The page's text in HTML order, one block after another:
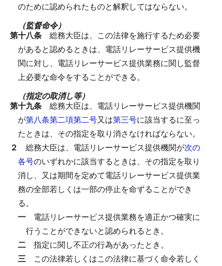
のために認められたものと解釈してはならない。
（監督命令）
第十八条 総務大臣は、この法律を施行するため必要
があると認めるときは、電話リレーサービス提供機
関に対し、電話リレーサービス提供業務に関し監督
上必要な命令をすることができる。
（指定の取消し等）
第十九条 総務大臣は、電話リレーサービス提供機関
が第八条第二項第二号又は第三号に該当するに至っ
たときは、その指定を取り消さなければならない。
２ 総務大臣は、電話リレーサービス提供機関が次の
各号のいずれかに該当するときは、その指定を取り
消し、又は期間を定めて電話リレーサービス提供業
務の全部若しくは一部の停止を命ずることができ
る。
一 電話リレーサービス提供業務を適正かつ確実に
行うことができないと認められるとき。
二 指定に関し不正の行為があったとき。
三 この法律若しくはこの法律に基づく命令若しく